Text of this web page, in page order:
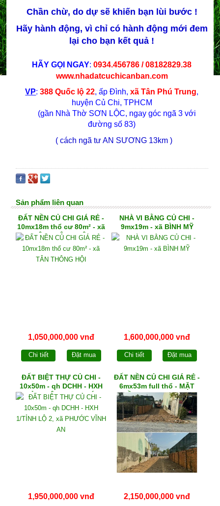
Chần chừ, do dự sẽ khiến bạn lùi bước !
Hãy hành động, vì chỉ có hành động mới đem
lại cho bạn kết quả !
HÃY GỌI NGAY: 0934.456786 / 08182829.38
www.nhadatcuchicanban.com
VP:388 Quốc lộ 22, ấp Đình,xã Tân Phú Trung,
huyện Củ Chi, TPHCM
(gần Nhà Thờ SƠN LỘC, ngay góc ngã 3 với
đường số 83)
( cách ngã tư AN SƯƠNG 13km )
Sản phẩm liên quan
ĐẤT NỀN CỦ CHI GIÁ RẺ -
10mx18m thổ cư 80m² - xã
TÂN THÔNG HỘI
1,050,000,000 vnđ
Chi tiết Đặt mua
NHÀ VI BẰNG CỦ CHI -
9mx19m - xã BÌNH MỸ
1,600,000,000 vnđ
Chi tiết Đặt mua
ĐẤT BIỆT THỰ CỦ CHI -
10x50m - qh DCHH - HXH
1/TỈNH LỘ 2, xã PHƯỚC
VĨNH AN
1,950,000,000 vnđ
ĐẤT NỀN CỦ CHI GIÁ RẺ -
6mx53m full thổ - MẶT
TIỀN đường NHỰA xã
PHẠM VĂN CỘI
2,150,000,000 vnđ